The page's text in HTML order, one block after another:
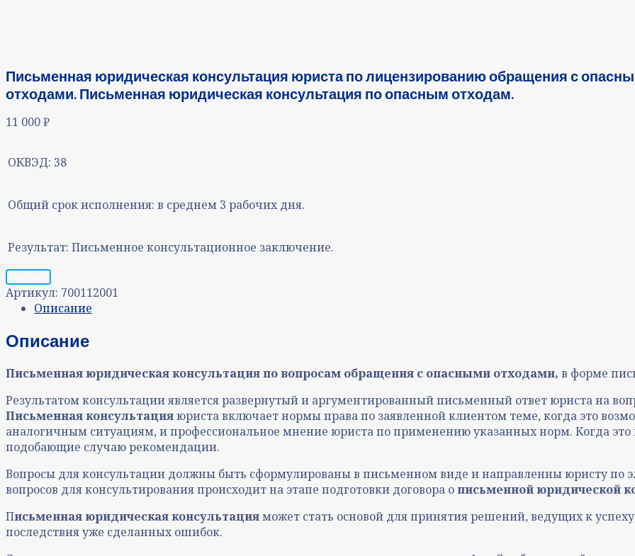
Письменная юридическая консультация юриста по лицензированию обращения с
отходами. Письменная юридическая консультация по опасным отходам.
11 000₽
ОКВЭД: 38
Общий срок исполнения: в среднем 3 рабочих дня.
Результат: Письменное консультационное заключение.
Артикул: 700112001
Описание
Описание
Письменная юридическая консультацияпо вопросам обращения с опасными отходами, в форме
Результатом консультации является развернутый и аргументированный письменный ответ юриста на
Письменная консультацияюриста включает нормы права по заявленной клиентом теме, когда это
аналогичным ситуациям, и профессиональное мнение юриста по применению указанных норм. Когда
подобающие случаю рекомендации.
Вопросы для консультации должны быть сформулированы в письменном виде и направленны юристу по
вопросов для консультирования происходит на этапе подготовки договора описьменной юридической
Письменная юридическая консультацияможет стать основой для принятия решений, ведущих к
последствия уже сделанных ошибок.